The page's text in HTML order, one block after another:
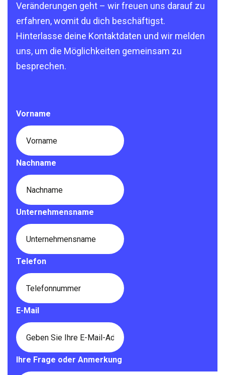
Veränderungen geht – wir freuen uns darauf zu
erfahren, womit du dich beschäftigst.
Hinterlasse deine Kontaktdaten und wir melden
uns, um die Möglichkeiten gemeinsam zu
besprechen.
Vorname
Nachname
Unternehmensname
Telefon
E-Mail
Ihre Frage oder Anmerkung